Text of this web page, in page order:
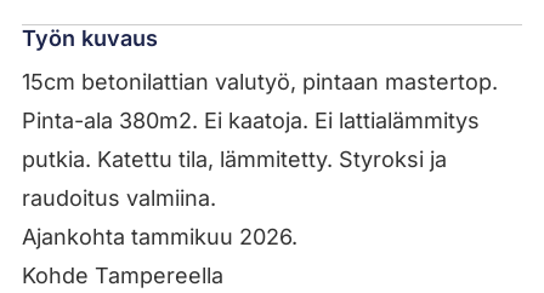
Työn kuvaus
15cm betonilattian valutyö, pintaan mastertop.
Pinta-ala 380m2. Ei kaatoja. Ei lattialämmitys
putkia. Katettu tila, lämmitetty. Styroksi ja
raudoitus valmiina.
Ajankohta tammikuu 2026.
Kohde Tampereella